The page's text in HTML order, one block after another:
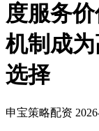
度服务
机制成
选择
申宝策略配资